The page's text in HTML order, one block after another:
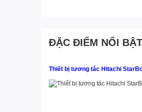
ĐẶC ĐIỂM NỔI BẬT
Thiết bị tương tác Hitachi